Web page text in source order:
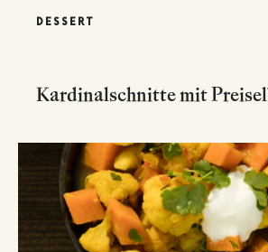
DESSERT
Kardinalschnitte mit